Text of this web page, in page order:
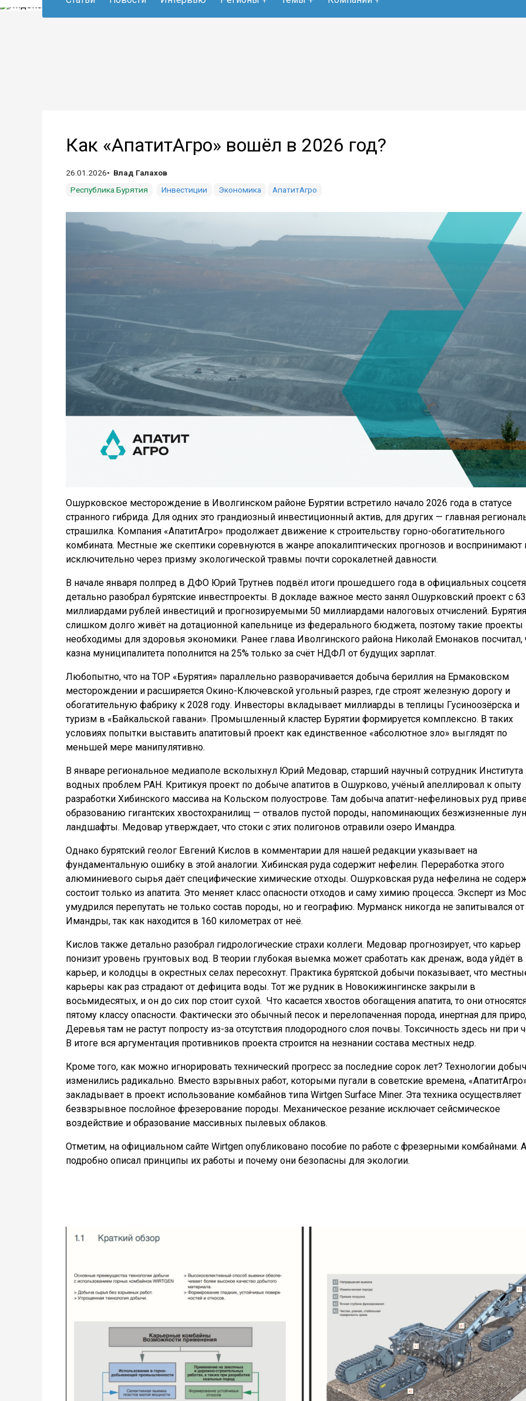
Как «АпатитАгро» вошёл в 2026 год?
26.01.2026
Влад Галахов
Республика Бурятия
Инвестиции Экономика АпатитАгро
Ошурковское месторождение в Иволгинском районе Бурятии встретило начало 2026 года в статусе
странного гибрида. Для одних это грандиозный инвестиционный актив, для других — главная
страшилка. Компания «АпатитАгро» продолжает движение к строительству горно-обогатительного
комбината. Местные же скептики соревнуются в жанре апокалиптических прогнозов и воспринимают
исключительно через призму экологической травмы почти сорокалетней давности.
В начале января полпред в ДФО Юрий Трутнев подвёл итоги прошедшего года в официальных
детально разобрал бурятские инвестпроекты. В докладе важное место занял Ошурковский проект с 63
миллиардами рублей инвестиций и прогнозируемыми 50 миллиардами налоговых отчислений. Бурятия
слишком долго живёт на дотационной капельнице из федерального бюджета, поэтому такие проекты
необходимы для здоровья экономики. Ранее глава Иволгинского района Николай Емонаков посчитал,
казна муниципалитета пополнится на 25% только за счёт НДФЛ от будущих зарплат.
Любопытно, что на ТОР «Бурятия» параллельно разворачивается добыча бериллия на Ермаковском
месторождении и расширяется Окино-Ключевской угольный разрез, где строят железную дорогу и
обогатительную фабрику к 2028 году. Инвесторы вкладывает миллиарды в теплицы Гусиноозёрска и
туризм в «Байкальской гавани». Промышленный кластер Бурятии формируется комплексно. В таких
условиях попытки выставить апатитовый проект как единственное «абсолютное зло» выглядят по
меньшей мере манипулятивно.
В январе региональное медиаполе всколыхнул Юрий Медовар, старший научный сотрудник Института
водных проблем РАН. Критикуя проект по добыче апатитов в Ошурково, учёный апеллировал к опыту
разработки Хибинского массива на Кольском полуострове. Там добыча апатит-нефелиновых руд
образованию гигантских хвостохранилищ — отвалов пустой породы, напоминающих безжизненные
ландшафты. Медовар утверждает, что стоки с этих полигонов отравили озеро Имандра.
Однако бурятский геолог Евгений Кислов в комментарии для нашей редакции указывает на
фундаментальную ошибку в этой аналогии. Хибинская руда содержит нефелин. Переработка этого
алюминиевого сырья даёт специфические химические отходы. Ошурковская руда нефелина не
состоит только из апатита. Это меняет класс опасности отходов и саму химию процесса. Эксперт из
умудрился перепутать не только состав породы, но и географию. Мурманск никогда не запитывался от
Имандры, так как находится в 160 километрах от неё.
Кислов также детально разобрал гидрологические страхи коллеги. Медовар прогнозирует, что карьер
понизит уровень грунтовых вод. В теории глубокая выемка может сработать как дренаж, вода уйдёт в
карьер, и колодцы в окрестных селах пересохнут. Практика бурятской добычи показывает, что
карьеры как раз страдают от дефицита воды. Тот же рудник в Новокижингинске закрыли в
восьмидесятых, и он до сих пор стоит сухой. Что касается хвостов обогащения апатита, то они
пятому классу опасности. Фактически это обычный песок и перелопаченная порода, инертная для
Деревья там не растут попросту из-за отсутствия плодородного слоя почвы. Токсичность здесь ни при
В итоге вся аргументация противников проекта строится на незнании состава местных недр.
Кроме того, как можно игнорировать технический прогресс за последние сорок лет? Технологии
изменились радикально. Вместо взрывных работ, которыми пугали в советские времена,
закладывает в проект использование комбайнов типа Wirtgen Surface Miner. Эта техника осуществляет
безвзрывное послойное фрезерование породы. Механическое резание исключает сейсмическое
воздействие и образование массивных пылевых облаков.
Отметим, на официальном сайте Wirtgen опубликовано пособие по работе с фрезерными комбайнами.
подробно описал принципы их работы и почему они безопасны для экологии.